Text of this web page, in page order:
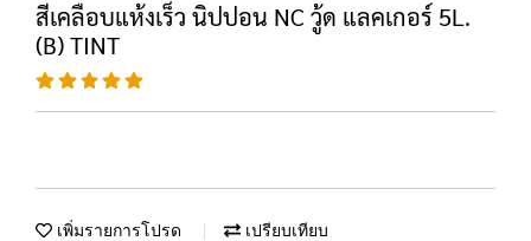
สีเคลือบแห้งเร็ว นิปปอน NC วู้ด แลคเกอร์ 5L.
(B) TINT
เพิ่มรายการโปรด เปรียบเทียบ